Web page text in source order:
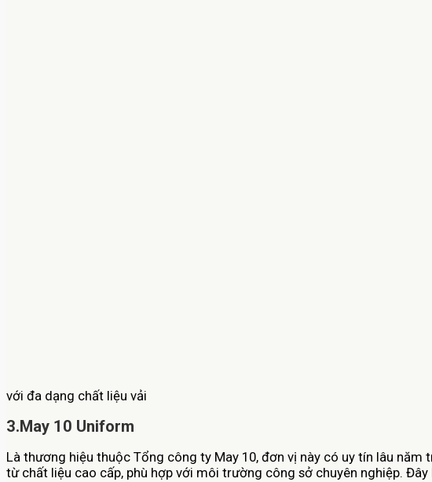
với đa dạng chất liệu vải
3.May 10 Uniform
Là thương hiệu thuộc Tổng công ty May 10, đơn vị này có uy tín lâu
từ chất liệu cao cấp, phù hợp với môi trường công sở chuyên nghiệp.